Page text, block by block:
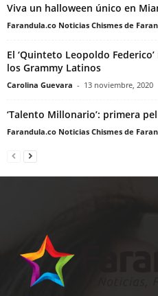
Viva un halloween único en
Farandula.co Noticias Chismes de
El ‘Quinteto Leopoldo
los Grammy Latinos
Carolina Guevara - 13 noviembre, 2020
‘Talento Millonario’: primera
Farandula.co Noticias Chismes de